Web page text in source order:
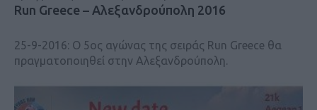
Run Greece – Αλεξανδρούπολη 2016
25-9-2016: O 5ος αγώνας της σειράς Run Greece θα
πραγματοποιηθεί στην Αλεξανδρούπολη.